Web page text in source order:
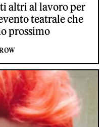
altri al lavoro per
teatrale che
prossimo